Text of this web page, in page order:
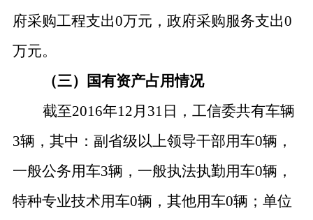
府采购工程支出0万元，政府采购服务支出0
万元。
（三）国有资产占用情况
截至2016年12月31日，工信委共有车辆
3辆，其中：副省级以上领导干部用车0辆，
一般公务用车3辆，一般执法执勤用车0辆，
特种专业技术用车0辆，其他用车0辆；单位